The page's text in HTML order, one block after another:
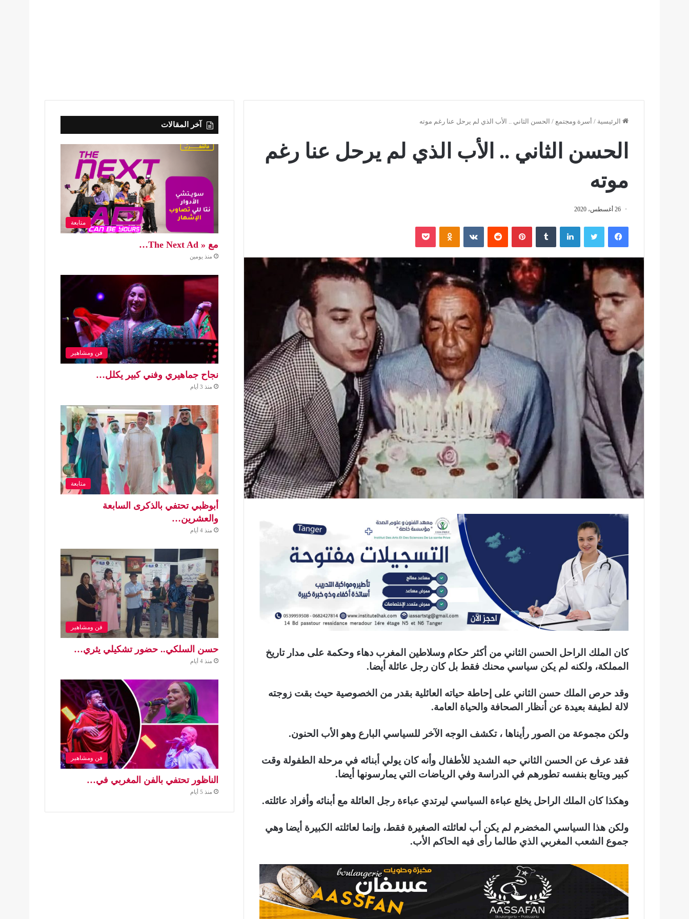
الرئيسية / أسرة ومجتمع / الحسن الثاني .. الأب الذي لم يرحل عنا رغم موته
الحسن الثاني .. الأب الذي لم يرحل عنا رغم
موته
26 أغسطس، 2020
فيسبوك تويتر لينكدإن بينتيريست Odnoklassniki
بوكيت
كان الملك الراحل الحسن الثاني من أكثر حكام وسلاطين المغرب دهاء وحكمة على مدار تاريخ
المملكة، ولكنه لم يكن سياسي محنك فقط بل كان رجل عائلة أيضا.
وقد حرص الملك حسن الثاني على إحاطة حياته العائلية بقدر من الخصوصية حيث بقت زوجته
لالة لطيفة بعيدة عن أنظار الصحافة والحياة العامة.
ولكن مجموعة من الصور رأيناها ، تكشف الوجه الآخر للسياسي البارع وهو الأب الحنون.
فقد عرف عن الحسن الثاني حبه الشديد للأطفال وأنه كان يولي أبنائه في مرحلة الطفولة وقت
كبير ويتابع بنفسه تطورهم في الدراسة وفي الرياضات التي يمارسونها أيضا.
وهكذا كان الملك الراحل يخلع عباءة السياسي ليرتدي عباءة رجل العائلة مع أبنائه وأفراد عائلته.
ولكن هذا السياسي المخضرم لم يكن أب لعائلته الصغيرة فقط، وإنما لعائلته الكبيرة أيضا وهي
جموع الشعب المغربي الذي طالما رأى فيه الحاكم الأب.
آخر المقالات
متابعة
مع « The Next Ad…
منذ يومين
فن ومشاهير
نجاح جماهيري وفني كبير يكلل…
منذ 3 أيام
متابعة
أبوظبي تحتفي بالذكرى السابعة
والعشرين…
منذ 4 أيام
فن ومشاهير
حسن السلكي.. حضور تشكيلي يثري…
منذ 4 أيام
فن ومشاهير
الناظور تحتفي بالفن المغربي في…
منذ 5 أيام